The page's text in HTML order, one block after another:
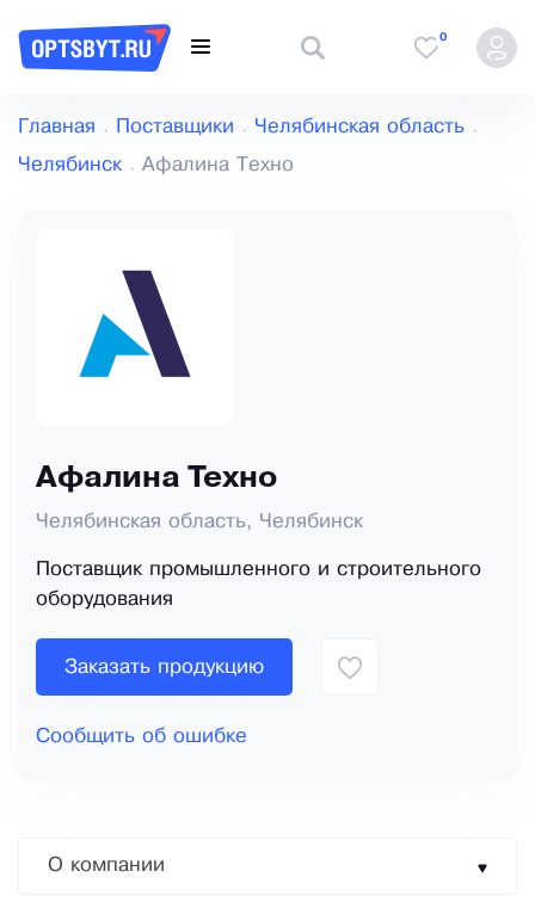
0
Главная Поставщики Челябинская область
Челябинск Афалина Техно
Афалина Техно
Челябинская область, Челябинск
Поставщик промышленного и строительного
оборудования
Заказать продукцию
Сообщить об ошибке
О компании